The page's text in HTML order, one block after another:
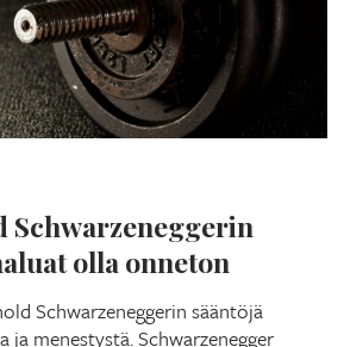
Schwarzeneggerin
olla onneton
Schwarzeneggerin sääntöjä
ja menestystä. Schwarzenegger